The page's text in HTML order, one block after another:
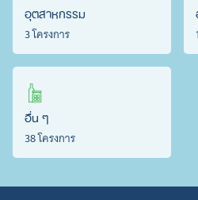
อุตสาหกรรม
3 โครงการ
อื่น ๆ
38 โครงการ